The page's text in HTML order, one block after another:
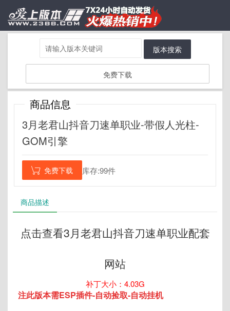
版本搜索
免费下载
商品信息
3月老君山抖音刀速单职业-带假人光柱-
GOM引擎
 免费下载 库存:99件
商品描述
点击查看3月老君山抖音刀速单职业配套
网站
补丁大小：4.03G
注此版本需ESP插件-自动捡取-自动挂机